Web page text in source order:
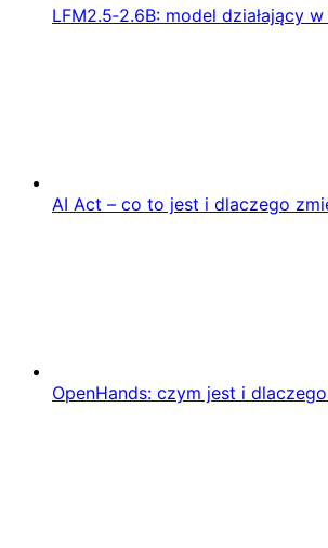
LFM2.5‑2.6B: model działający
AI Act – co to jest i dlaczego
OpenHands: czym jest i